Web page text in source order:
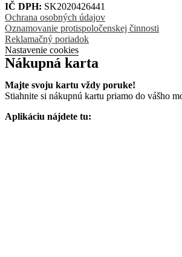
IČ DPH: SK2020426441
Ochrana osobných údajov
Oznamovanie protispoločenskej činnosti
Reklamačný poriadok
Nastavenie cookies
Nákupná karta
Majte svoju kartu vždy poruke!
Stiahnite si nákupnú kartu priamo do vášho
Aplikáciu nájdete tu: